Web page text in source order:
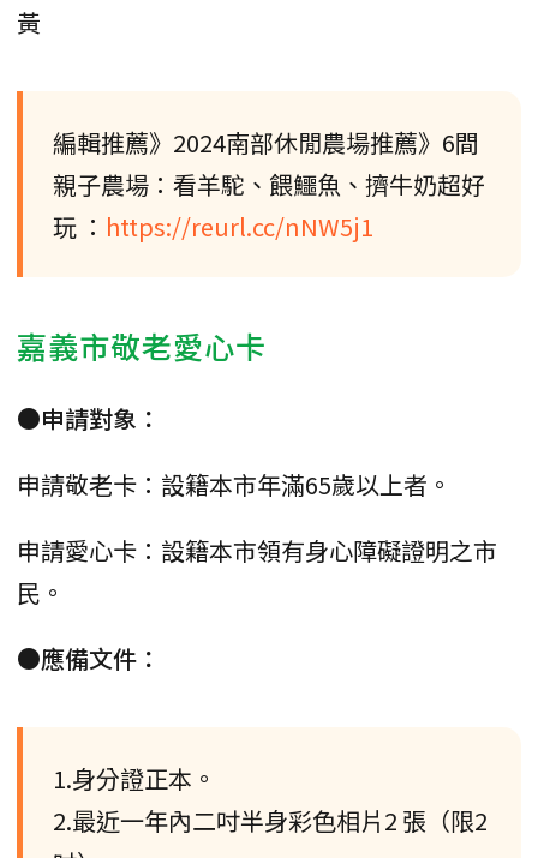
黃
編輯推薦》2024南部休閒農場推薦》6間
親子農場：看羊駝、餵鱷魚、擠牛奶超好
玩 ： https://reurl.cc/nNW5j1
嘉義市敬老愛心卡
●申請對象：
申請敬老卡：設籍本市年滿65歲以上者。
申請愛心卡：設籍本市領有身心障礙證明之市
民。
●應備文件：
1.身分證正本。
2.最近一年內二吋半身彩色相片2 張（限2